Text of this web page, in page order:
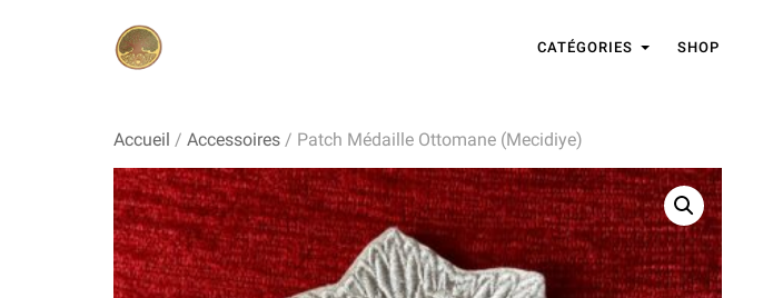
CATÉGORIES SHOP
Accueil / Accessoires / Patch Médaille Ottomane (Mecidiye)